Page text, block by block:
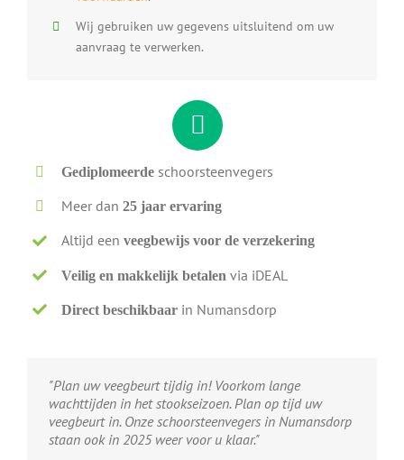
Wij gebruiken uw gegevens uitsluitend om uw
aanvraag te verwerken.
Gediplomeerde schoorsteenvegers
Meer dan25 jaar ervaring
Altijd eenveegbewijs voor de verzekering
Veilig en makkelijk betalen via iDEAL
Direct beschikbaar in Numansdorp
"Plan uw veegbeurt tijdig in! Voorkom lange
wachttijden in het stookseizoen. Plan op tijd uw
veegbeurt in. Onze schoorsteenvegers in Numansdorp
staan ook in 2025 weer voor u klaar."